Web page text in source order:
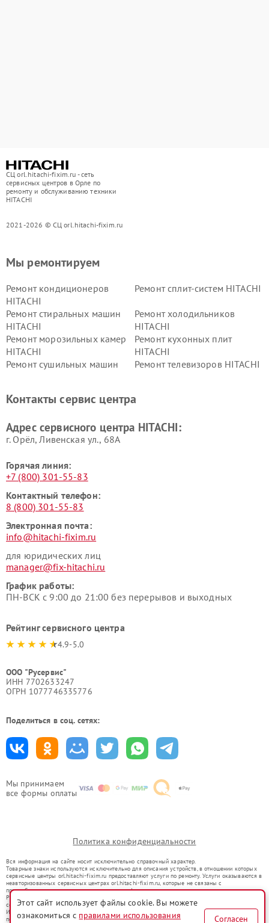
СЦ orl.hitachi-fixim.ru - сеть
сервисных центров в Орле по
ремонту и обслуживанию техники
HITACHI
2021-2026 © СЦ orl.hitachi-fixim.ru
Мы принимаем
все формы оплаты
Мы ремонтируем
Ремонт кондиционеров
HITACHI
Ремонт сплит-систем HITACHI
Ремонт стиральных машин
HITACHI
Ремонт холодильников
HITACHI
Ремонт морозильных камер
HITACHI
Ремонт кухонных плит
HITACHI
Ремонт сушильных машин
Ремонт телевизоров HITACHI
данных HITACHI
HITACHI
HITACHI
HITACHI
Контакты сервис центра
Адрес сервисного центра HITACHI:
г. Орёл, Ливенская ул., 68А
Горячая линия:
+7 (800) 301-55-83
Контактный телефон:
8 (800) 301-55-83
Электронная почта:
info@hitachi-fixim.ru
для юридических лиц
manager@fix-hitachi.ru
График работы:
ПН-ВСК с 9:00 до 21:00 без перерывов и выходных
Рейтинг сервисного центра
4.9-5.0
ООО "Русервис"
ИНН 7702633247
ОГРН 1077746335776
Поделиться в соц. сетях:
Политика конфиденциальности
Вся информация на сайте носит исключительно справочный характер.
Товарные знаки используются исключительно для описания устройств, в отношении которых
сервисные центры orl.hitachi-fixim.ru предоставляют услуги по ремонту. Услуги оказываются в
неавторизованных сервисных центрах orl.hitachi-fixim.ru, которые не связаны с
правообладателями товарных знаков или их официальными представителями.
Ремонт осуществляется для устройств, уже введенных в гражданский оборот в соответствии
со статьей 1487 ГК РФ.
Использование товарных знаков не преследует цели индивидуализации услуг или введения
потребителей в заблуждение, а служит для информирования о предоставляемых услугах по
Этот сайт использует файлы cookie. Вы можете
ознакомиться с правилами использования
Согласен